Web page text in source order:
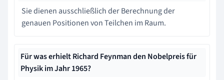
Sie dienen ausschließlich der Berechnung der
genauen Positionen von Teilchen im Raum.
Für was erhielt Richard Feynman den Nobelpreis für
Physik im Jahr 1965?